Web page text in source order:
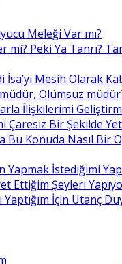
Meleği Var mı?
mi? Peki Ya Tanrı?
İsa’yı Mesih Olarak
Ölümsüz
İlişkilerimi
Çaresiz Bir Şekilde
Bu Konuda Nasıl Bir
Yapmak İstediğimi
Ettiğim Şeyleri
Yaptığım İçin Utanç